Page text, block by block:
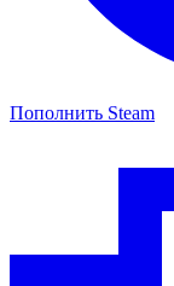
Пополнить Steam